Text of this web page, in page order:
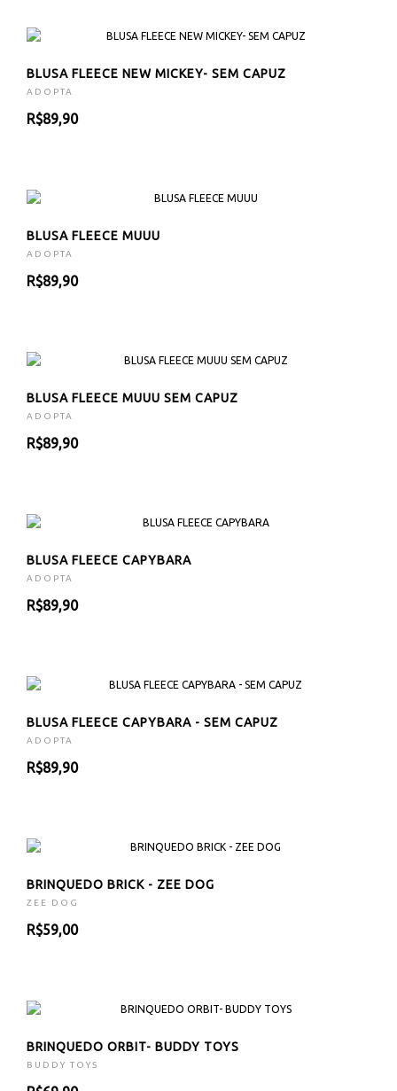
BLUSA FLEECE NEW MICKEY- SEM CAPUZ
ADOPTA
R$89,90
BLUSA FLEECE MUUU
ADOPTA
R$89,90
BLUSA FLEECE MUUU SEM CAPUZ
ADOPTA
R$89,90
BLUSA FLEECE CAPYBARA
ADOPTA
R$89,90
BLUSA FLEECE CAPYBARA - SEM CAPUZ
ADOPTA
R$89,90
BRINQUEDO BRICK - ZEE DOG
ZEE DOG
R$59,00
BRINQUEDO ORBIT- BUDDY TOYS
BUDDY TOYS